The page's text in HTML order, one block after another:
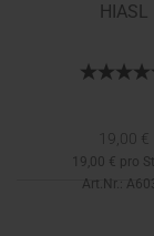
HIASL
19,00 €
19,00 € pro
Art.Nr.: